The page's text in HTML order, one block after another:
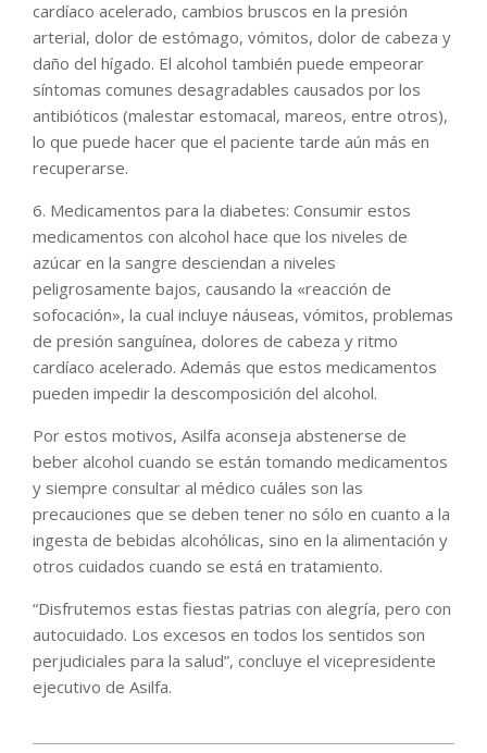
cardíaco acelerado, cambios bruscos en la presión
arterial, dolor de estómago, vómitos, dolor de cabeza y
daño del hígado. El alcohol también puede empeorar
síntomas comunes desagradables causados por los
antibióticos (malestar estomacal, mareos, entre otros),
lo que puede hacer que el paciente tarde aún más en
recuperarse.
6. Medicamentos para la diabetes: Consumir estos
medicamentos con alcohol hace que los niveles de
azúcar en la sangre desciendan a niveles
peligrosamente bajos, causando la «reacción de
sofocación», la cual incluye náuseas, vómitos, problemas
de presión sanguínea, dolores de cabeza y ritmo
cardíaco acelerado. Además que estos medicamentos
pueden impedir la descomposición del alcohol.
Por estos motivos, Asilfa aconseja abstenerse de
beber alcohol cuando se están tomando medicamentos
y siempre consultar al médico cuáles son las
precauciones que se deben tener no sólo en cuanto a la
ingesta de bebidas alcohólicas, sino en la alimentación y
otros cuidados cuando se está en tratamiento.
“Disfrutemos estas fiestas patrias con alegría, pero con
autocuidado. Los excesos en todos los sentidos son
perjudiciales para la salud”, concluye el vicepresidente
ejecutivo de Asilfa.